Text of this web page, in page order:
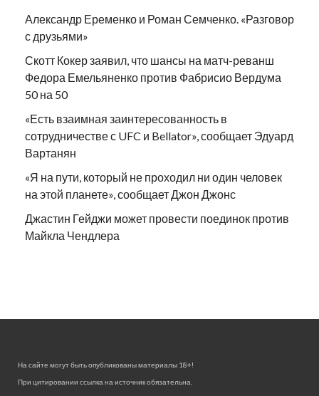
Александр Еременко и Роман Семченко. «Разговор
с друзьями»
Скотт Кокер заявил, что шансы на матч-реванш
Федора Емельяненко против Фабрисио Вердума
50 на 50
«Есть взаимная заинтересованность в
сотрудничестве с UFC и Bellator», сообщает Эдуард
Вартанян
«Я на пути, который не проходил ни один человек
на этой планете», сообщает Джон Джонс
Джастин Гейджи может провести поединок против
Майкла Чендлера
На сайте могут быть опубликованы материалы 18+!
При цитировании ссылка на источник обязательна.